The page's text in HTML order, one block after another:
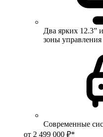
Два ярких 12.3”
зоны управления
Современные
от 2 499 000 ₽*